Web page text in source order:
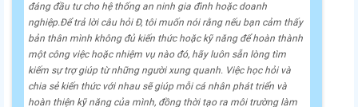
đáng đầu tư cho hệ thống an ninh gia đình hoặc doanh
nghiệp.Để trả lời câu hỏi Đ, tôi muốn nói rằng nếu bạn cảm thấy
bản thân mình không đủ kiến thức hoặc kỹ năng để hoàn thành
một công việc hoặc nhiệm vụ nào đó, hãy luôn sẵn lòng tìm
kiếm sự trợ giúp từ những người xung quanh. Việc học hỏi và
chia sẻ kiến thức với nhau sẽ giúp mỗi cá nhân phát triển và
hoàn thiện kỹ năng của mình, đồng thời tạo ra môi trường làm